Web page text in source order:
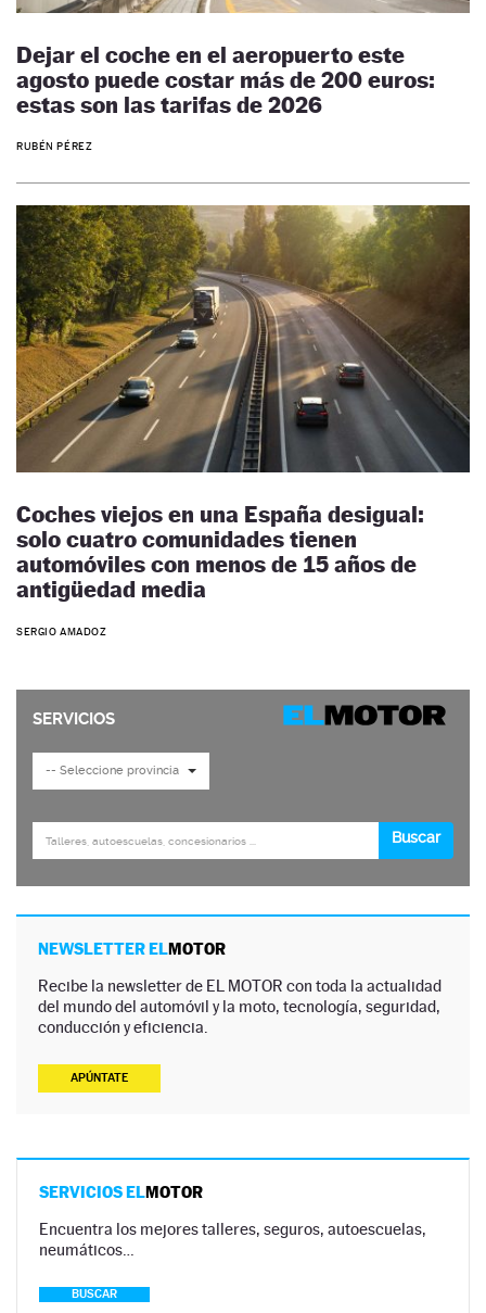
Dejar el coche en el aeropuerto este
agosto puede costar más de 200 euros:
estas son las tarifas de 2026
RUBÉN PÉREZ
Coches viejos en una España desigual:
solo cuatro comunidades tienen
automóviles con menos de 15 años de
antigüedad media
SERGIO AMADOZ
NEWSLETTER ELMOTOR
Recibe la newsletter de EL MOTOR con toda la actualidad
del mundo del automóvil y la moto, tecnología, seguridad,
conducción y eficiencia.
APÚNTATE
SERVICIOS ELMOTOR
Encuentra los mejores talleres, seguros, autoescuelas,
neumáticos…
BUSCAR